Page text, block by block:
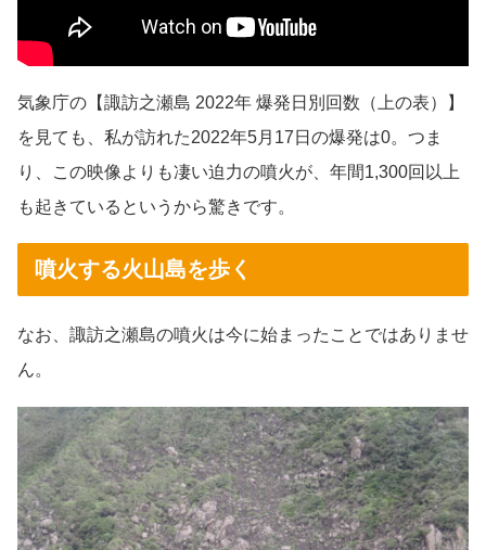
気象庁の【諏訪之瀬島 2022年 爆発日別回数（上の表）】
を見ても、私が訪れた2022年5月17日の爆発は0。つま
り、この映像よりも凄い迫力の噴火が、年間1,300回以上
も起きているというから驚きです。
噴火する火山島を歩く
なお、諏訪之瀬島の噴火は今に始まったことではありませ
ん。